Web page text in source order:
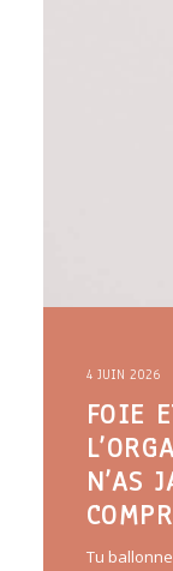
4 JUIN 2026
FOIE
N’AS
Tu